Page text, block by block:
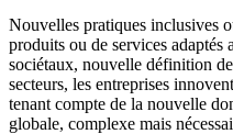
Nouvelles pratiques inclusives
produits ou de services adaptés
sociétaux, nouvelle définition
secteurs, les entreprises
tenant compte de la nouvelle
globale, complexe mais